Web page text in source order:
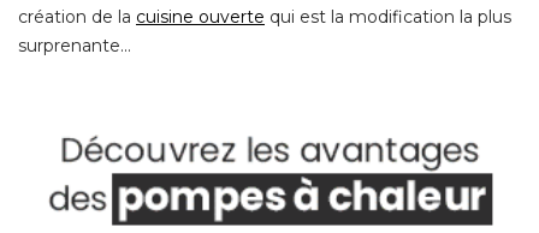
création de la cuisine ouverte qui est la modification la plus
surprenante...